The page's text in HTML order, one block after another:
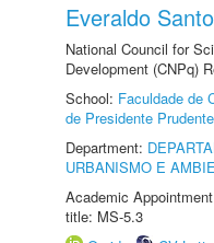
Everaldo
National Council for
Development (CNPq)
School: Faculdade de
de Presidente
Department:
URBANISMO E
Academic
title: MS-5.3